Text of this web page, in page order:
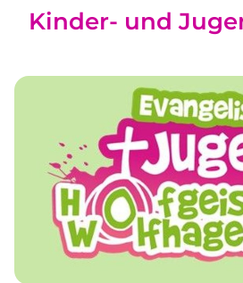
Kinder- und